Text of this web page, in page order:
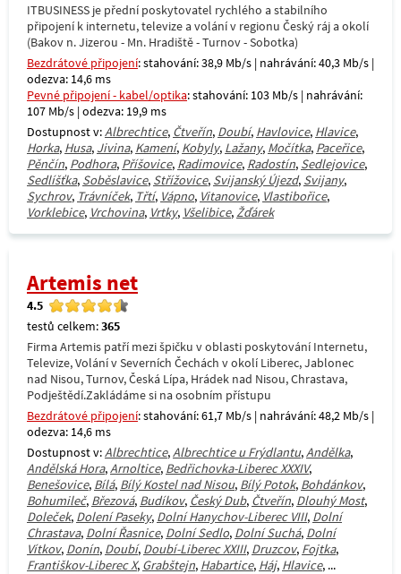
ITBUSINESS je přední poskytovatel rychlého a stabilního
připojení k internetu, televize a volání v regionu Český ráj a okolí
(Bakov n. Jizerou - Mn. Hradiště - Turnov - Sobotka)
Bezdrátové připojení: stahování: 38,9 Mb/s | nahrávání: 40,3 Mb/s |
odezva: 14,6 ms
Pevné připojení - kabel/optika: stahování: 103 Mb/s | nahrávání:
107 Mb/s | odezva: 19,9 ms
Dostupnost v:Albrechtice, Čtveřín, Doubí, Havlovice, Hlavice,
Horka, Husa, Jivina, Kamení, Kobyly, Lažany, Močítka, Paceřice,
Pěnčín, Podhora, Příšovice, Radimovice, Radostín, Sedlejovice,
Sedlíšťka, Soběslavice, Střížovice, Svijanský Újezd, Svijany,
Sychrov, Trávníček, Třtí, Vápno, Vitanovice, Vlastibořice,
Vorklebice, Vrchovina, Vrtky, Všelibice,Žďárek
Artemis net
4.5
testů celkem:365
Firma Artemis patří mezi špičku v oblasti poskytování Internetu,
Televize, Volání v Severních Čechách v okolí Liberec, Jablonec
nad Nisou, Turnov, Česká Lípa, Hrádek nad Nisou, Chrastava,
Podještědí.Zakládáme si na osobním přístupu
Bezdrátové připojení: stahování: 61,7 Mb/s | nahrávání: 48,2 Mb/s |
odezva: 14,6 ms
Dostupnost v:Albrechtice,Albrechtice u Frýdlantu,Andělka,
Andělská Hora,Arnoltice, Bedřichovka-Liberec XXXIV,
Benešovice, Bílá, Bílý Kostel nad Nisou, Bílý Potok, Bohdánkov,
Bohumileč, Březová, Budíkov, Český Dub, Čtveřín, Dlouhý Most,
Doleček, Dolení Paseky, Dolní Hanychov-Liberec VIII, Dolní
Chrastava, Dolní Řasnice, Dolní Sedlo, Dolní Suchá, Dolní
Vítkov, Donín, Doubí, Doubí-Liberec XXIII, Druzcov, Fojtka,
Františkov-Liberec X, Grabštejn, Habartice, Háj, Hlavice, ...